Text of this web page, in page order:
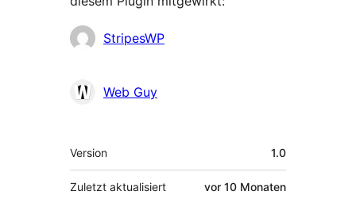
Mitwirkende
StripesWP
Web Guy
Meta
Version 1.0
Zuletzt aktualisiert vor 10 Monaten